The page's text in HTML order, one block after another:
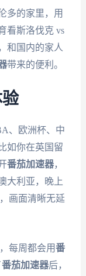
多的家里，用
看斯洛伐克 vs
和国内的家人
带来的便利。
、欧洲杯、中
如你在英国留
番茄加速器，
大利亚，晚上
画面清晰无延
每周都会用番
番茄加速器后，